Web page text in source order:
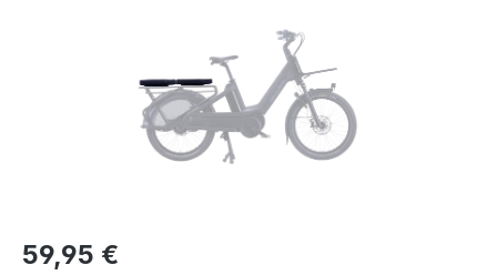
Regulärer Preis:
59,95 €